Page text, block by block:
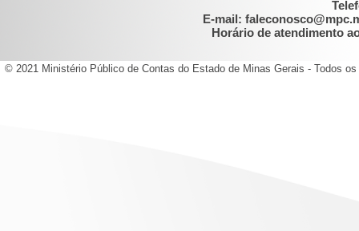
E-mail:
Horário de atendimento
© 2021 Ministério Público de Contas do Estado de Minas Gerais - Todos